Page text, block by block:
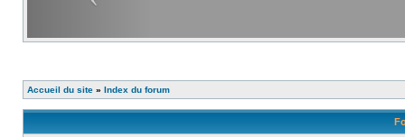
Accueil du site » Index du forum